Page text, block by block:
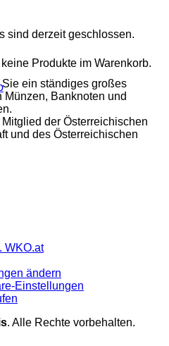
Produkte im Warenkorb.
sind derzeit geschlossen.
Sie ein ständiges großes
Banknoten und
der Österreichischen
und des Österreichischen
WKO.at
ändern
Einstellungen
. Alle Rechte vorbehalten.